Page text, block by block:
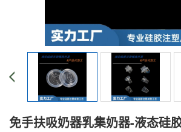
免手扶吸奶器乳集奶器-液态硅